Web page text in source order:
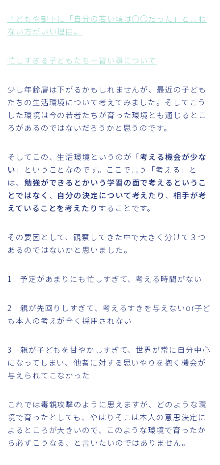
子どもや部下に「自分の若い頃は○○だった」と言わ
ない方がいい理由。
忙しすぎる子どもたち―習い事について
少し年齢層は下がるかもしれませんが、最近の子ども
たちの生活環境について考えてみました。そしてこう
した環境は今の若者たちが育った環境とも通じるとこ
ろがあるのではないだろうかと思うのです。
そしてこの、生活環境というのが「考える機会が少な
い 」ということなのです。ここで言う「考える」と
は、 勉強ができるとかいう学習の面で考えるというこ
とではなく 、 自分の決定について考えたり 、相手が考
えていることを考えたり することです。
その要因として、観察してきた中で大きく分けて３つ
あるのではないかと思いました。
1 予定があまりにも忙しすぎて、考える時間がない
2 親が先回りしすぎて、考えるすきを与えないor子ど
も本人の考えが全く採用されない
3 親が子どもを甘やかしすぎて、世界が常に自分中心
になってしまい、他者に対する思いやりを抱く機会が
与えられてこなかった
これでは毒親攻撃のように思えますが、どのような環
境で育ったとしても、やはりそこは本人の意思決定に
よるところが大きいので、このような環境で育ったか
ら必ずこうなる、と言いたいのではありません。